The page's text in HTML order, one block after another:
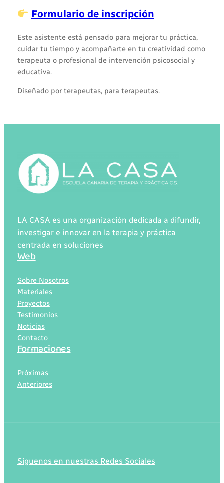
Formulario de inscripción
Este asistente está pensado para mejorar tu práctica,
cuidar tu tiempo y acompañarte en tu creatividad como
terapeuta o profesional de intervención psicosocial y
educativa.
Diseñado por terapeutas, para terapeutas.
LA CASA es una organización dedicada a difundir,
investigar e innovar en la terapia y práctica
centrada en soluciones
Web
Sobre Nosotros
Materiales
Proyectos
Testimonios
Noticias
Contacto
Formaciones
Próximas
Anteriores
Síguenos en nuestras Redes Sociales